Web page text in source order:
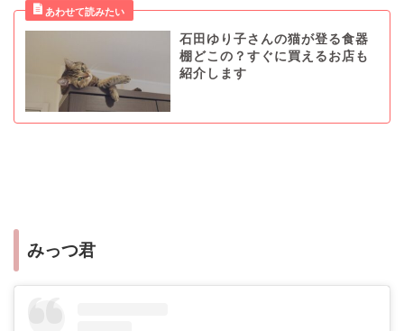
石田ゆり子さんの猫が登る食器
棚どこの？すぐに買えるお店も
紹介します
みっつ君